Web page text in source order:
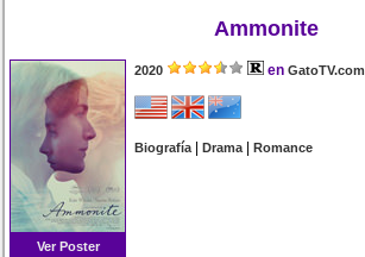
Ammonite
Ver Poster
2020 en GatoTV.com
Biografía|Drama|Romance